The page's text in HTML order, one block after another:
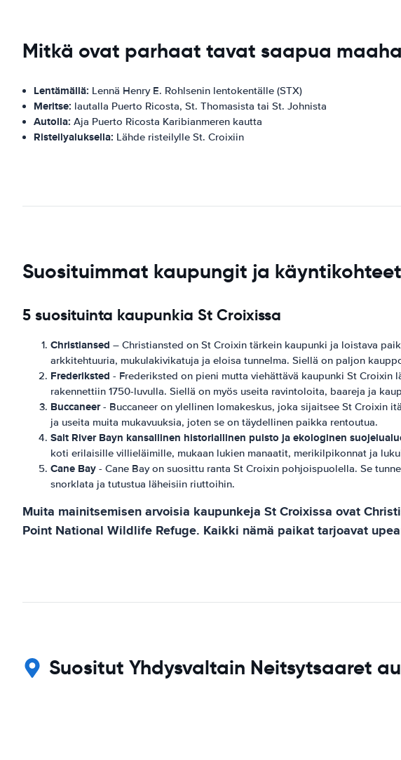
Mitkä ovat parhaat tavat saapua
Lentämällä: Lennä Henry E. Rohlsenin lentokentälle (STX)
Meritse: lautalla Puerto Ricosta, St. Thomasista tai St. Johnista
Autolla: Aja Puerto Ricosta Karibianmeren kautta
Risteilyaluksella: Lähde risteilylle St. Croixiin
Suosituimmat kaupungit ja
5 suosituinta kaupunkia St Croixissa
Christiansed – Christiansted on St Croixin tärkein kaupunki ja loistava
arkkitehtuuria, mukulakivikatuja ja eloisa tunnelma. Siellä on paljon
Frederiksted - Frederiksted on pieni mutta viehättävä kaupunki St Croixin
rakennettiin 1750-luvulla. Siellä on myös useita ravintoloita, baareja ja
Buccaneer- Buccaneer on ylellinen lomakeskus, joka sijaitsee St Croixin
ja useita muita mukavuuksia, joten se on täydellinen paikka rentoutua.
Salt River Bayn kansallinen historiallinen puisto ja ekologinen
koti erilaisille villieläimille, mukaan lukien manaatit, merikilpikonnat ja
Cane Bay - Cane Bay on suosittu ranta St Croixin pohjoispuolella. Se
snorklata ja tutustua läheisiin riuttoihin.
Muita mainitsemisen arvoisia kaupunkeja St Croixissa ovat
Point National Wildlife Refuge. Kaikki nämä paikat tarjoavat
Suositut Yhdysvaltain Neitsytsaaret